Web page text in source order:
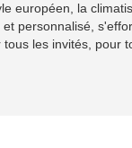
européen, la
personnalisé,
les invités, pour